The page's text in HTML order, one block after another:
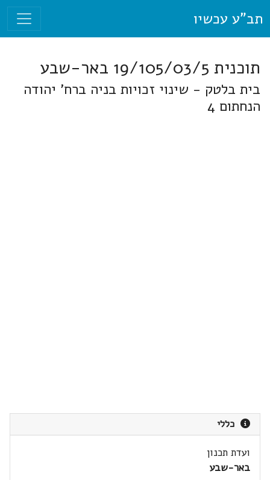
תב"ע עכשיו
תוכנית 19/105/03/5 באר-שבע
בית בלטק - שינוי זכויות בניה ברח' יהודה
הנחתום 4
כללי
ועדת תכנון
באר-שבע